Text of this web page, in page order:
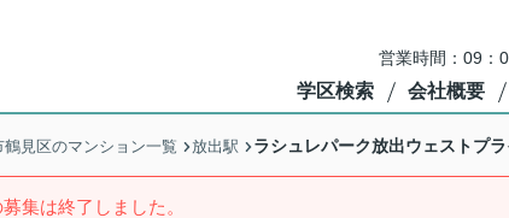
営業時間：09：
学区検索 会社概要
鶴見区のマンション一覧 放出駅 ラシュレパーク放出ウェストプ
集は終了しました。